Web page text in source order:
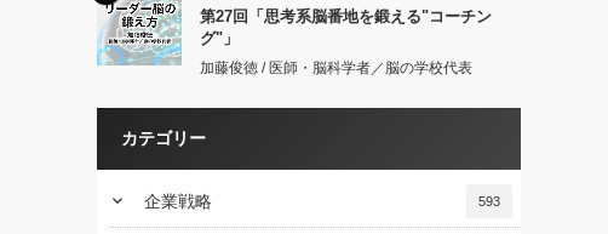
第27回「思考系脳番地を鍛える"コーチン
グ"」
加藤俊徳 / 医師・脳科学者／脳の学校代表
カテゴリー
keyboard_arrow_down 企業戦略 593